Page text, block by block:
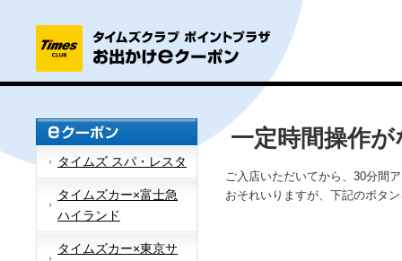
タイムズ スパ・レスタ
タイムズカー×富士急
ハイランド
タイムズカー×東京サ
一定時間操作
ご入店いただいてから、30分間
おそれいりますが、下記のボタ